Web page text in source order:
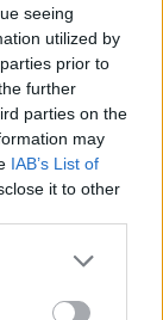
seeing
utilized by
prior to
further
parties on the
may
IAB’s List of
it to other
more Google
may click to